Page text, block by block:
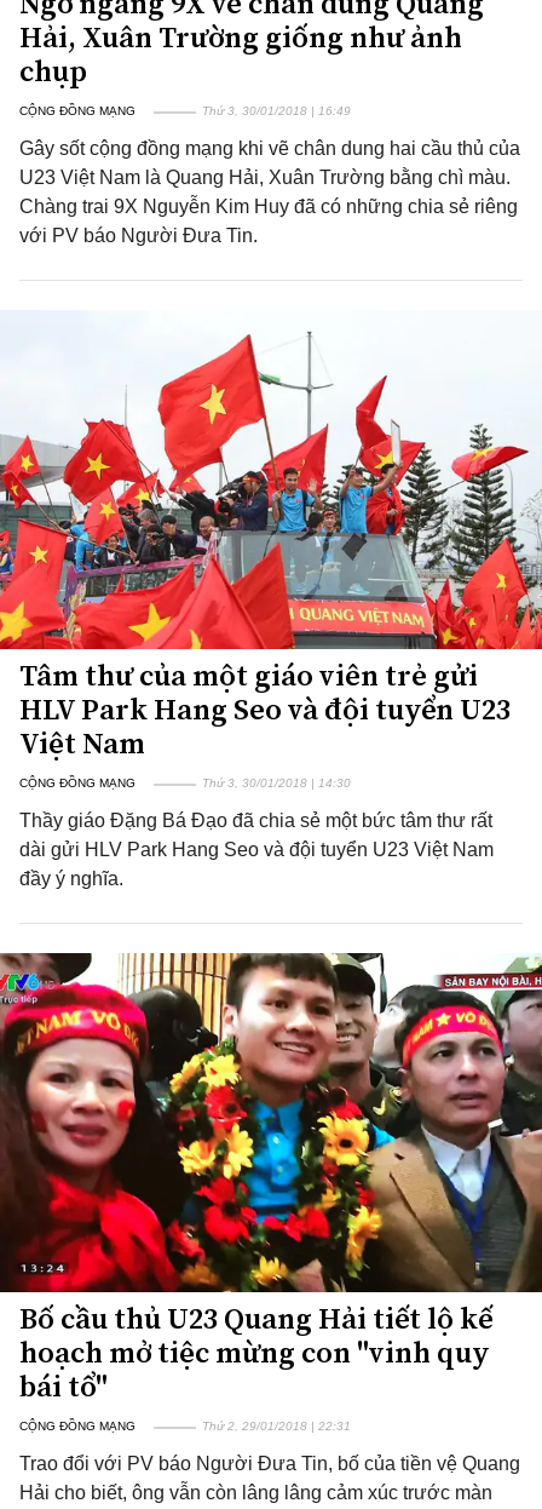
Hải, Xuân Trường giống như ảnh
chụp
CỘNG ĐỒNG MẠNG Thứ 3, 30/01/2018 | 16:49
Gây sốt cộng đồng mạng khi vẽ chân dung hai cầu thủ của
U23 Việt Nam là Quang Hải, Xuân Trường bằng chì màu.
Chàng trai 9X Nguyễn Kim Huy đã có những chia sẻ riêng
với PV báo Người Đưa Tin.
Tâm thư của một giáo viên trẻ gửi
HLV Park Hang Seo và đội tuyển U23
Việt Nam
CỘNG ĐỒNG MẠNG Thứ 3, 30/01/2018 | 14:30
Thầy giáo Đặng Bá Đạo đã chia sẻ một bức tâm thư rất
dài gửi HLV Park Hang Seo và đội tuyển U23 Việt Nam
đầy ý nghĩa.
Bố cầu thủ U23 Quang Hải tiết lộ kế
hoạch mở tiệc mừng con "vinh quy
bái tổ"
CỘNG ĐỒNG MẠNG Thứ 2, 29/01/2018 | 22:31
Trao đổi với PV báo Người Đưa Tin, bố của tiền vệ Quang
Hải cho biết, ông vẫn còn lâng lâng cảm xúc trước màn